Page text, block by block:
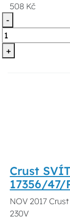
508 Kč
-
+
Crust
17356/47/
NOV 2017
230V